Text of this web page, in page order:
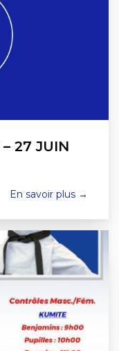
27 JUIN
En savoir plus →